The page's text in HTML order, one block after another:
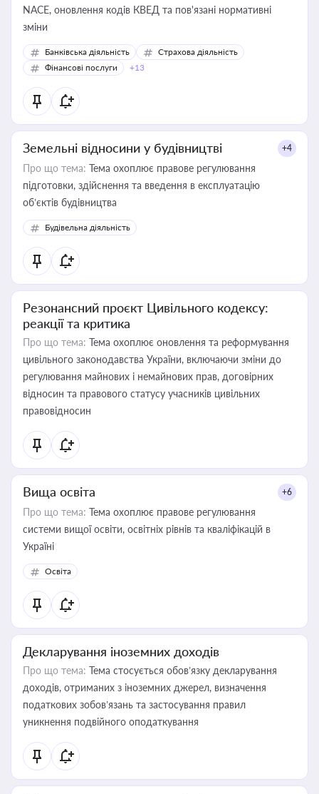
NACE, оновлення кодів КВЕД та пов'язані нормативні
зміни
Банківська діяльність
Страхова діяльність
Фінансові послуги
+13
Земельні відносини у будівництві +4
Про що тема: Тема охоплює правове регулювання
підготовки, здійснення та введення в експлуатацію
об’єктів будівництва
Будівельна діяльність
Резонансний проєкт Цивільного кодексу:
реакції та критика
Про що тема: Тема охоплює оновлення та реформування
цивільного законодавства України, включаючи зміни до
регулювання майнових і немайнових прав, договірних
відносин та правового статусу учасників цивільних
правовідносин
Вища освіта +6
Про що тема: Тема охоплює правове регулювання
системи вищої освіти, освітніх рівнів та кваліфікацій в
Україні
Освіта
Декларування іноземних доходів
Про що тема: Тема стосується обов’язку декларування
доходів, отриманих з іноземних джерел, визначення
податкових зобов’язань та застосування правил
уникнення подвійного оподаткування